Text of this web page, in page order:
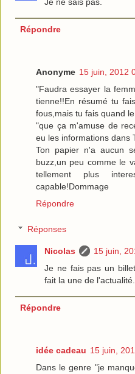
Je ne sais pas.
Répondre
Anonyme 15 juin, 2012
"Faudra essayer la
tienne!!En résumé tu
fous,mais tu fais quand
"que ça m'amuse de
eu les informations dans
Ton papier n'a aucun
buzz,un peu comme le
tellement plus
capable!Dommage
Répondre
Réponses
Nicolas
15 juin,
Je ne fais pas un
fait la une de
Répondre
idée cadeau 15 juin,
Dans le genre "je